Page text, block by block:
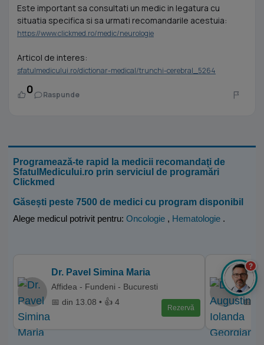
Este important sa consultati un medic in legatura cu
situatia specifica si sa urmati recomandarile acestuia:
https://www.clickmed.ro/medic/neurologie
Articol de interes:
sfatulmedicului.ro/dictionar-medical/trunchi-cerebral_5264
0 Raspunde
Programează-te rapid la medicii recomandați de
SfatulMedicului.ro prin serviciul de programări
Clickmed
Găsești peste 7500 de medici cu program disponibil
Alege medicul potrivit pentru: Oncologie , Hematologie .
Dr. Pavel Simina Maria
Affidea - Fundeni - Bucuresti
📅 din 13.08 • 👍 4
Rezervă
Dr.
📅
?